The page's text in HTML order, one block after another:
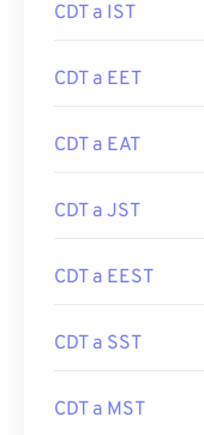
CDT a IST
CDT a EET
CDT a EAT
CDT a JST
CDT a EEST
CDT a SST
CDT a MST